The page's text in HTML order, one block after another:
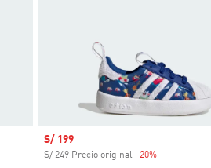
Precio de venta
S/ 199
S/ 249 Precio original -20%